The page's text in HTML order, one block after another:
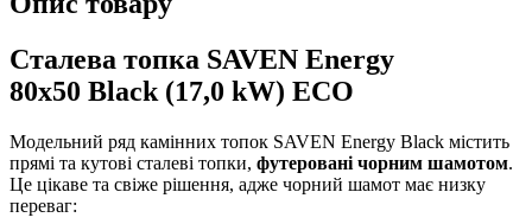
Сталева топка SAVEN Energy
80х50 Black (17,0 kW) ECO
Модельний ряд камінних топок SAVEN Energy Black містить
прямі та кутові сталеві топки, футеровані чорним шамотом.
Це цікаве та свіже рішення, адже чорний шамот має низку
переваг: